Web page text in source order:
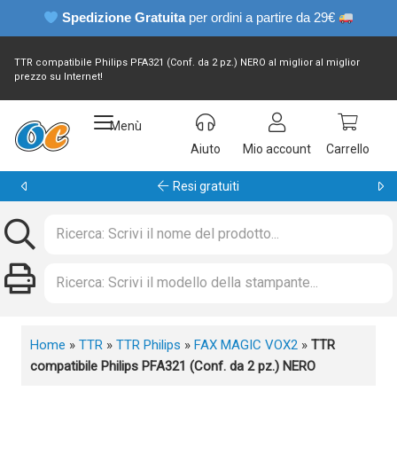
Spedizione Gratuita per ordini a partire da 29€
TTR compatibile Philips PFA321 (Conf. da 2 pz.) NERO al miglior al miglior
prezzo su Internet!
Menù
Aiuto
Mio account Carrello
Garanzia 24 mesi
Home » TTR » TTR Philips » FAX MAGIC VOX2 » TTR
compatibile Philips PFA321 (Conf. da 2 pz.) NERO